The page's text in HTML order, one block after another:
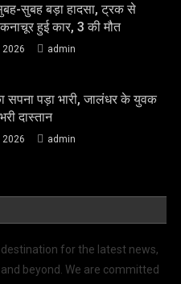
सुबह बड़ा हादसा, ट्रक से
हुई कार, 3 की मौत
2026 admin
सपना पड़ा भारी, जालंधर के युवक
दास्तान
2026 admin
for the latest news,
beyond. We are committed